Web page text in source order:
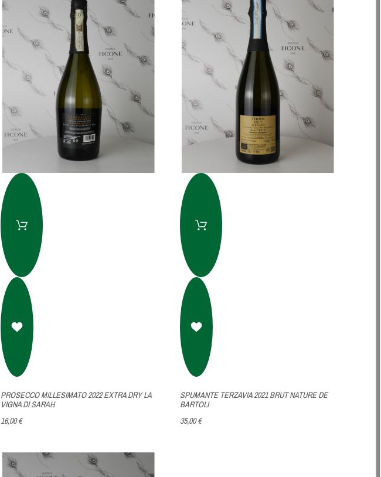
PROSECCO MILLESIMATO 2022 EXTRA DRY LA
VIGNA DI SARAH
16,00 €
SPUMANTE TERZAVIA 2021 BRUT NATURE DE
BARTOLI
35,00 €